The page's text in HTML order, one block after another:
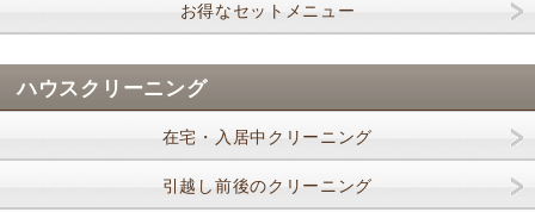
お得なセットメニュー
ハウスクリーニング
在宅・入居中クリーニング
引越し前後のクリーニング